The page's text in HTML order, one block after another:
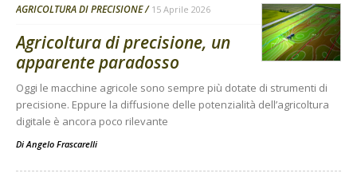
AGRICOLTURA DI PRECISIONE 15 Aprile 2026
Agricoltura di precisione, un
apparente paradosso
Oggi le macchine agricole sono sempre più dotate di strumenti di
precisione. Eppure la diffusione delle potenzialità dell’agricoltura
digitale è ancora poco rilevante
DiAngelo Frascarelli